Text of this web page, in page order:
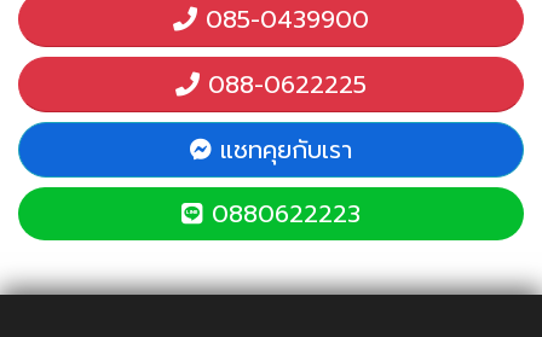
085-0439900
088-0622225
แชทคุยกับเรา
0880622223